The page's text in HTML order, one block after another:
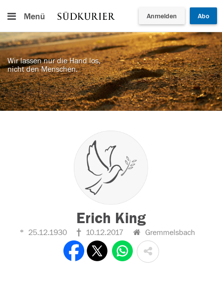
Menü Anmelden Abo
Wir lassen nur die Hand los,
nicht den Menschen.
Erich King
25.12.1930 10.12.2017 Gremmelsbach